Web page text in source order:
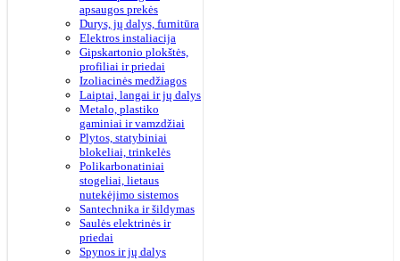
apsaugos prekės
Durys, jų dalys, furnitūra
Elektros instaliacija
Gipskartonio plokštės,
profiliai ir priedai
Izoliacinės medžiagos
Laiptai, langai ir jų dalys
Metalo, plastiko
gaminiai ir vamzdžiai
Plytos, statybiniai
blokeliai, trinkelės
Polikarbonatiniai
stogeliai, lietaus
nutekėjimo sistemos
Santechnika ir šildymas
Saulės elektrinės ir
priedai
Spynos ir jų dalys